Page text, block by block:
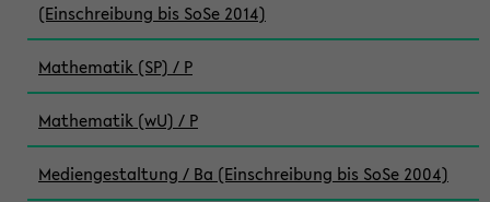
(Einschreibung bis SoSe 2014)
Mathematik (SP) / P
Mathematik (wU) / P
Mediengestaltung / Ba (Einschreibung bis SoSe 2004)